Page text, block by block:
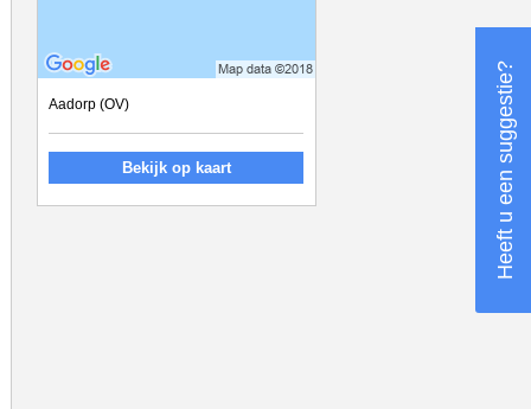
Aadorp (OV)
Bekijk op kaart Heeft u een suggestie?